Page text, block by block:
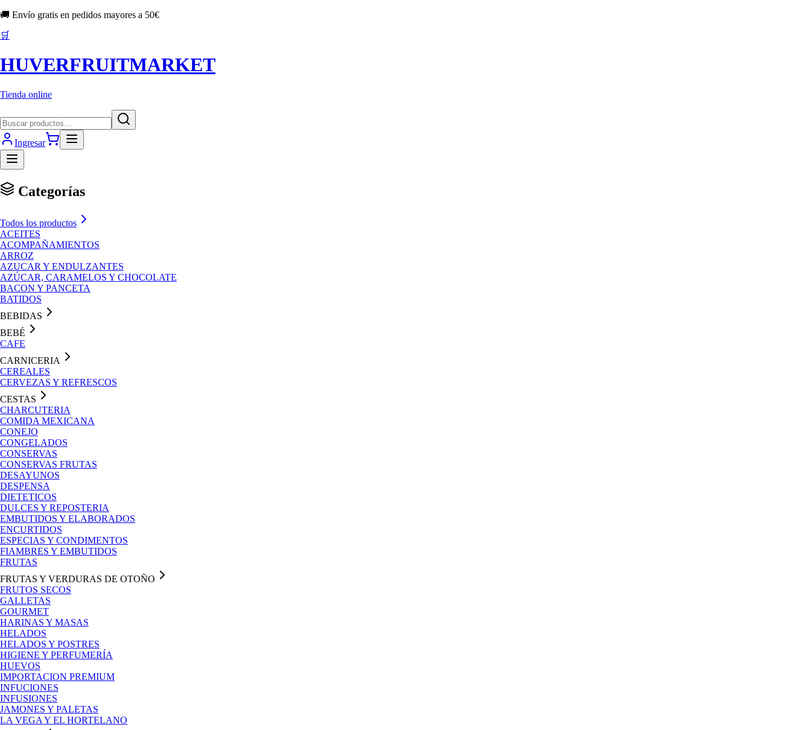
🚚 Envío gratis en pedidos mayores a 50€
🛒
HUVERFRUITMARKET
Tienda online
Ingresar
Categorías
Todos los productos
ACEITES
ACOMPAÑAMIENTOS
ARROZ
AZUCAR Y ENDULZANTES
AZÚCAR, CARAMELOS Y CHOCOLATE
BACON Y PANCETA
BATIDOS
BEBIDAS
BEBÉ
CAFE
CARNICERIA
CEREALES
CERVEZAS Y REFRESCOS
CESTAS
CHARCUTERIA
COMIDA MEXICANA
CONEJO
CONGELADOS
CONSERVAS
CONSERVAS FRUTAS
DESAYUNOS
DESPENSA
DIETETICOS
DULCES Y REPOSTERIA
EMBUTIDOS Y ELABORADOS
ENCURTIDOS
ESPECIAS Y CONDIMENTOS
FIAMBRES Y EMBUTIDOS
FRUTAS
FRUTAS Y VERDURAS DE OTOÑO
FRUTOS SECOS
GALLETAS
GOURMET
HARINAS Y MASAS
HELADOS
HELADOS Y POSTRES
HIGIENE Y PERFUMERÍA
HUEVOS
IMPORTACION PREMIUM
INFUCIONES
INFUSIONES
JAMONES Y PALETAS
LA VEGA Y EL HORTELANO